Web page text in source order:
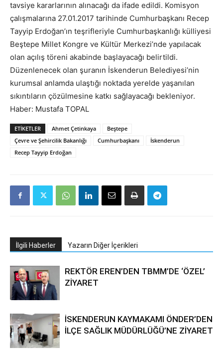
tavsiye kararlarının alınacağı da ifade edildi. Komisyon
çalışmalarına 27.01.2017 tarihinde Cumhurbaşkanı Recep
Tayyip Erdoğan’ın teşrifleriyle Cumhurbaşkanlığı külliyesi
Beştepe Millet Kongre ve Kültür Merkezi’nde yapılacak
olan açılış töreni akabinde başlayacağı belirtildi.
Düzenlenecek olan şuranın İskenderun Belediyesi’nin
kurumsal anlamda ulaştığı noktada yerelde yaşanılan
sıkıntıların çözülmesine katkı sağlayacağı bekleniyor.
Haber: Mustafa TOPAL
ETIKETLER Ahmet Çetinkaya
Beştepe
Çevre ve Şehircilik Bakanlığı
Cumhurbaşkanı
İskenderun
Recep Tayyip Erdoğan
İlgili Haberler Yazarın Diğer İçerikleri
REKTÖR EREN’DEN TBMM’DE ‘ÖZEL’
ZİYARET
İSKENDERUN KAYMAKAMI ÖNDER’DEN
İLÇE SAĞLIK MÜDÜRLÜĞÜ’NE ZİYARET